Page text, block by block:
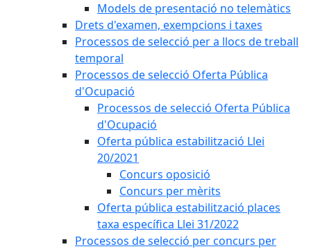
Models de presentació no telemàtics
Drets d'examen, exempcions i taxes
Processos de selecció per a llocs de treball
temporal
Processos de selecció Oferta Pública
d'Ocupació
Processos de selecció Oferta Pública
d'Ocupació
Oferta pública estabilització Llei
20/2021
Concurs oposició
Concurs per mèrits
Oferta pública estabilització places
taxa específica Llei 31/2022
Processos de selecció per concurs per